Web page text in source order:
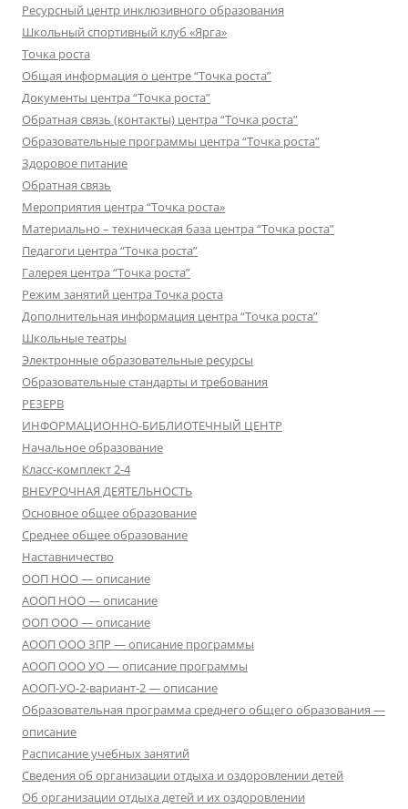
Ресурсный центр инклюзивного образования
Школьный спортивный клуб «Ярга»
Точка роста
Общая информация о центре “Точка роста”
Документы центра “Точка роста”
Обратная связь (контакты) центра “Точка роста”
Образовательные программы центра “Точка роста”
Здоровое питание
Обратная связь
Мероприятия центра “Точка роста»
Материально – техническая база центра “Точка роста”
Педагоги центра “Точка роста”
Галерея центра “Точка роста”
Режим занятий центра Точка роста
Дополнительная информация центра “Точка роста”
Школьные театры
Электронные образовательные ресурсы
Образовательные стандарты и требования
РЕЗЕРВ
ИНФОРМАЦИОННО-БИБЛИОТЕЧНЫЙ ЦЕНТР
Начальное образование
Класс-комплект 2-4
ВНЕУРОЧНАЯ ДЕЯТЕЛЬНОСТЬ
Основное общее образование
Среднее общее образование
Наставничество
ООП НОО — описание
АООП НОО — описание
ООП ООО — описание
АООП ООО ЗПР — описание программы
АООП ООО УО — описание программы
АООП-УО-2-вариант-2 — описание
Образовательная программа среднего общего образования —
описание
Расписание учебных занятий
Сведения об организации отдыха и оздоровлении детей
Об организации отдыха детей и их оздоровлении